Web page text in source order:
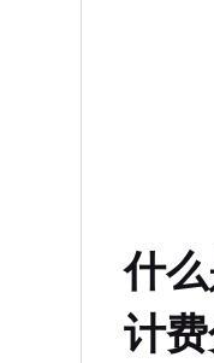
什
计